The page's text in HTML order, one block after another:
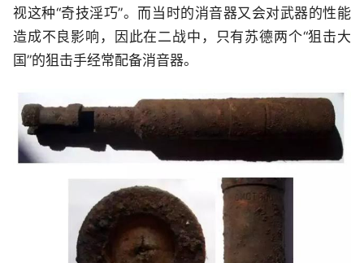
视这种“奇技淫巧”。而当时的消音器又会对武器的性能
造成不良影响，因此在二战中，只有苏德两个“狙击大
国”的狙击手经常配备消音器。